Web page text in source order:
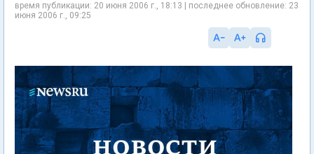
время публикации: 20 июня 2006 г., 18:13 | последнее обновление: 23
июня 2006 г., 09:25